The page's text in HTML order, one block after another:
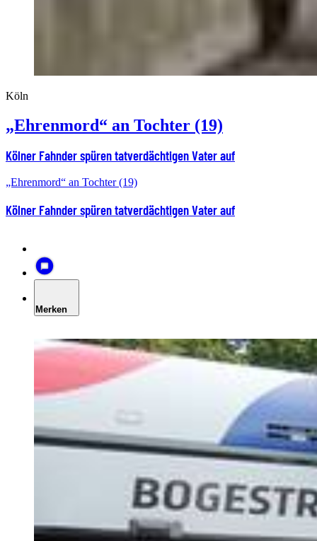
Köln
„Ehrenmord“ an Tochter (19)
Kölner Fahnder spüren tatverdächtigen Vater auf
„Ehrenmord“ an Tochter (19)
Kölner Fahnder spüren tatverdächtigen Vater auf
Merken